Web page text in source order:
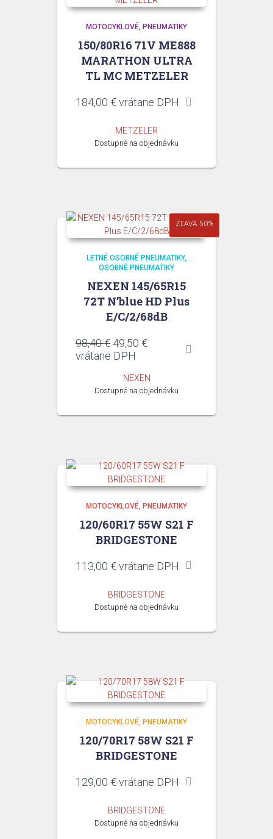
MOTOCYKLOVÉ PNEUMATIKY
150/80R16 71V ME888
MARATHON ULTRA
TL MC METZELER
184,00 €vrátane DPH
METZELER
Dostupné na objednávku
ZĽAVA 50%
LETNÉ OSOBNÉ PNEUMATIKY
OSOBNÉ PNEUMATIKY
NEXEN 145/65R15
72T N’blue HD Plus
E/C/2/68dB
98,40€ Pôvodná
cena
98,40 €.
49,50 €Aktuálna
49,50 €.
vrátane DPH
NEXEN
Dostupné na objednávku
MOTOCYKLOVÉ PNEUMATIKY
120/60R17 55W S21 F
BRIDGESTONE
113,00 €vrátane DPH
BRIDGESTONE
Dostupné na objednávku
MOTOCYKLOVÉ PNEUMATIKY
120/70R17 58W S21 F
BRIDGESTONE
129,00 €vrátane DPH
BRIDGESTONE
Dostupné na objednávku